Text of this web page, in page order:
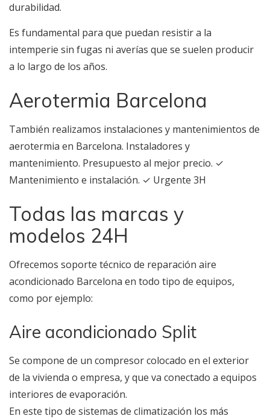
durabilidad.
Es fundamental para que puedan resistir a la
intemperie sin fugas ni averías que se suelen producir
a lo largo de los años.
Aerotermia Barcelona
También realizamos instalaciones y mantenimientos de
aerotermia en Barcelona. Instaladores y
mantenimiento. Presupuesto al mejor precio. ✓
Mantenimiento e instalación. ✓ Urgente 3H
Todas las marcas y
modelos 24H
Ofrecemos soporte técnico de reparación aire
acondicionado Barcelona en todo tipo de equipos,
como por ejemplo:
Aire acondicionado Split
Se compone de un compresor colocado en el exterior
de la vivienda o empresa, y que va conectado a equipos
interiores de evaporación.
En este tipo de sistemas de climatización los más